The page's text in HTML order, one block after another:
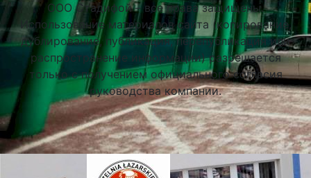
ООО Стадифой – все права защищены.
Использование материалов сайта (копирование,
дублирование, публикация, перепубликация или
распространение информации) разрешается
только с получением официального согласия
руководства компании.